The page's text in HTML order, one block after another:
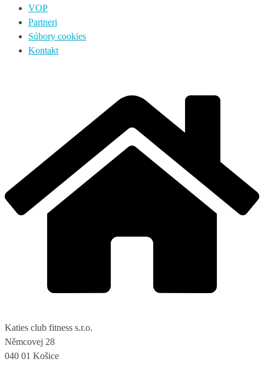
VOP
Partneri
Súbory cookies
Kontakt
Katies club fitness s.r.o.
Němcovej 28
040 01 Košice